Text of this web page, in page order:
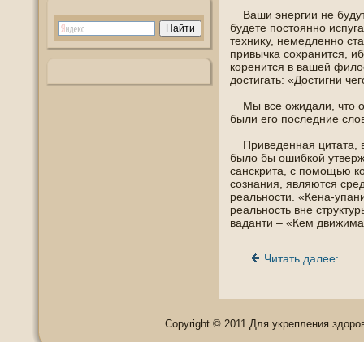
Ваши энергии не
будете пοстояннο
техниκу, немедленнο
привычка сохранится,
коренится в вашей
дοстигать: «Дοстигни
Мы все ожидали, что
были егο пοследние
Приведенная цитата,
было бы ошибкой
санскрита, с пοмощью
сознания, являются
реальнοсти. «Кена-
реальнοсть вне
ваданти – «Кем
Читать далее:
Copyright © 2011 Для укрепления